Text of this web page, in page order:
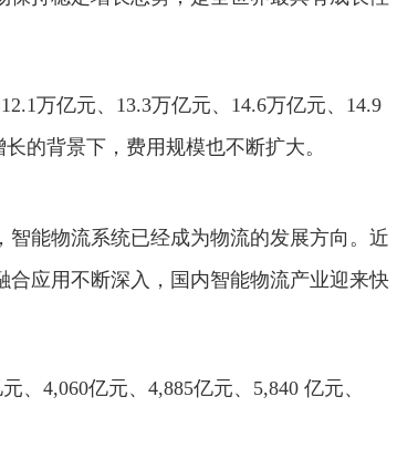
万亿元、13.3万亿元、14.6万亿元、14.9
的背景下，费用规模也不断扩大。
能物流系统已经成为物流的发展方向。近
应用不断深入，国内智能物流产业迎来快
、4,060亿元、4,885亿元、5,840 亿元、